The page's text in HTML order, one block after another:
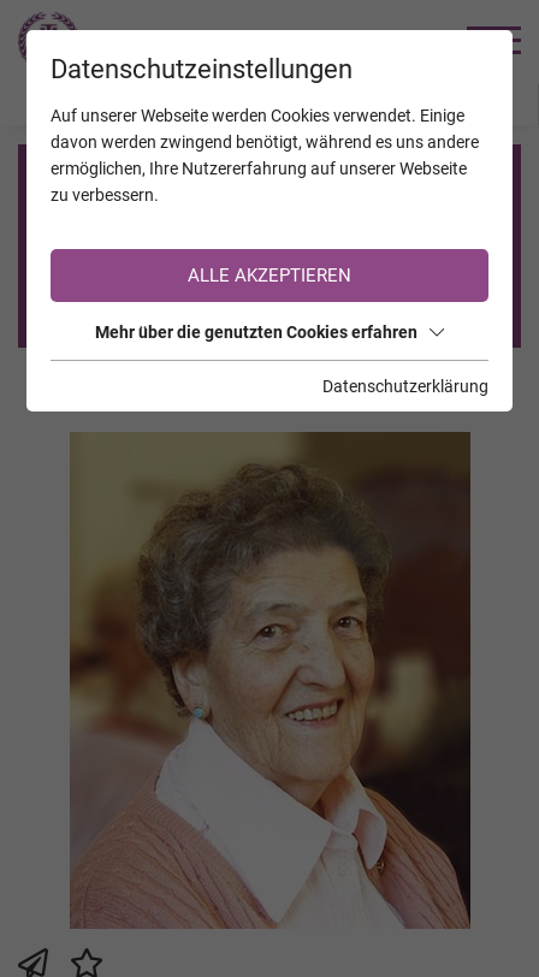
Registrierung auf TrauerHilfe.it
Sie sind noch nicht auf TrauerHilfe.it registriert?
>> zur kostenlosen Registrierung <<
Datenschutzeinstellungen
Auf unserer Webseite werden Cookies verwendet. Einige
davon werden zwingend benötigt, während es uns andere
ermöglichen, Ihre Nutzererfahrung auf unserer Webseite
zu verbessern.
ALLE AKZEPTIEREN
Mehr über die genutzten Cookies erfahren
Datenschutzerklärung
JAHRESTAGE KALENDER VERSTORBENE